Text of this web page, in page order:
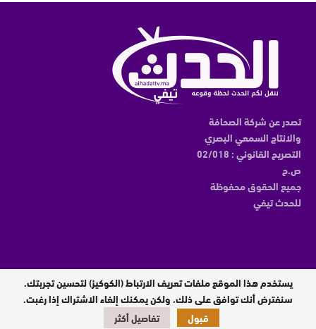
تصدر عن شركة الصحافة
والانتاج السمعي البصري
التصريح القانوني : 02/018
ص.ح
جميع الحقوق محفوظة
للحدث تيفي
مدير النشر : عبدالقادر الوالي
تصميم وبرمجة
يستخدم هذا الموقع ملفات تعريف الارتباط (الكوكيز) لتحسين تجربتك.
سنفترض أنك توافق على ذلك، ولكن يمكنك إلغاء الاشتراك إذا رغبت.
قبول
تفاصيل أكثر